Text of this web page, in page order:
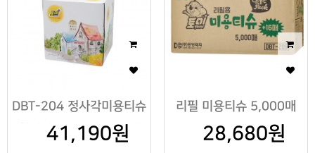
DBT-204 정사각미용티슈
천연펄프100매 X 60개
41,190원
리필 미용티슈 5,000매
28,680원